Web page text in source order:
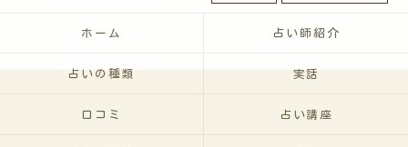
ホーム 占い師紹介
占いの種類 実話
口コミ 占い講座